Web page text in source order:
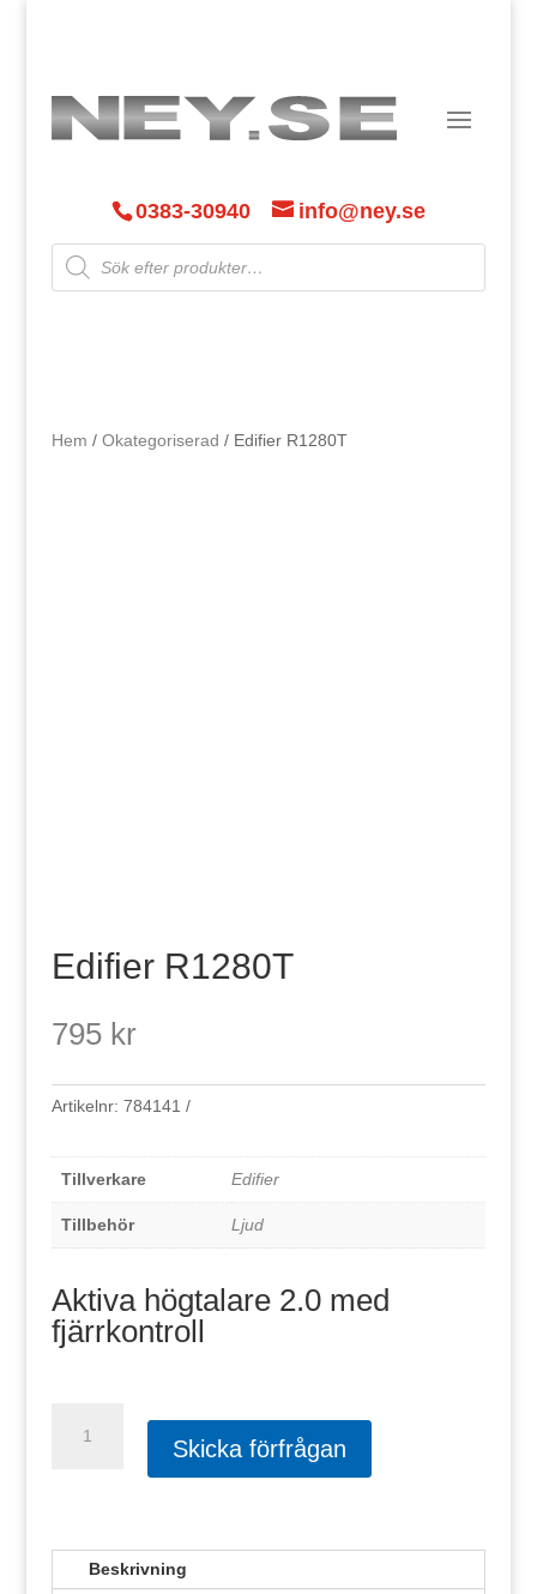
0383-30940 info@ney.se
Products
search
Hem / Okategoriserad / Edifier R1280T
Edifier R1280T
795 kr
Artikelnr: 784141
Tillverkare Edifier
Tillbehör Ljud
Aktiva högtalare 2.0 med
fjärrkontroll
R1280T
Skicka förfrågan
Beskrivning